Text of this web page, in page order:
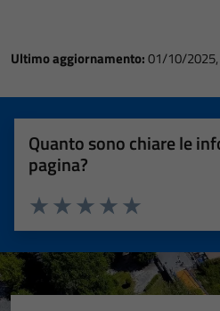
Ultimo aggiornamento:01/10/2025,
Quanto sono chiare le
pagina?
Valuta 5 stelle
Valuta 4 stelle su 5
Valuta 3 stelle su 5
Valuta 2 stelle su 5
Valuta 1 stelle su 5